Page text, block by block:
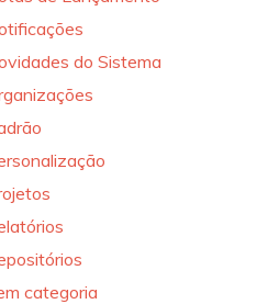
do Sistema
categoria